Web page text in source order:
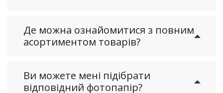
Де можна ознайомитися з повним
асортиментом товарів?
Ви можете мені підібрати
відповідний фотопапір?